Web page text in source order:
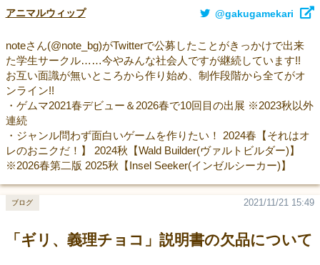
アニマルウィップ @gakugamekari
noteさん(@note_bg)がTwitterで公募したことがきっかけで出来
た学生サークル……今やみんな社会人ですが継続しています!!
お互い面識が無いところから作り始め、制作段階から全てがオ
ンライン!!
・ゲムマ2021春デビュー＆2026春で10回目の出展 ※2023秋以外
連続
・ジャンル問わず面白いゲームを作りたい！ 2024春【それはオ
レのおニクだ！】 2024秋【Wald Builder(ヴァルトビルダー)】
※2026春第二版 2025秋【Insel Seeker(インゼルシーカー)】
「ギリ、義理チョコ」説明書の欠品について
2021/11/21 15:49
ブログ